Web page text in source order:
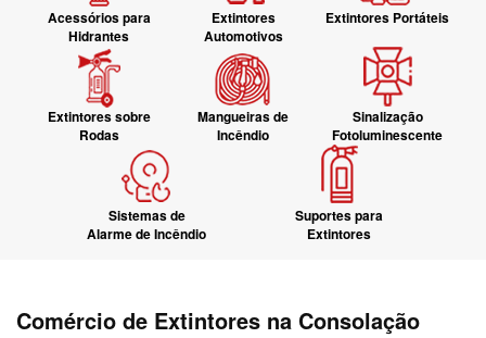
Acessórios para
Hidrantes
Extintores
Automotivos
Extintores Portáteis
Extintores sobre
Rodas
Mangueiras de
Incêndio
Sinalização
Fotoluminescente
Sistemas de
Alarme de Incêndio
Suportes para
Extintores
Comércio de Extintores na Consolação